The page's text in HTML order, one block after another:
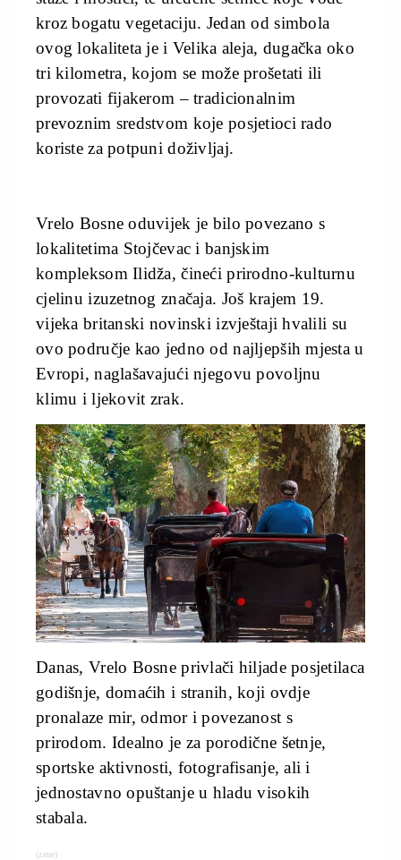
kroz bogatu vegetaciju. Jedan od simbola
ovog lokaliteta je i Velika aleja, dugačka oko
tri kilometra, kojom se može prošetati ili
provozati fijakerom – tradicionalnim
prevoznim sredstvom koje posjetioci rado
koriste za potpuni doživljaj.
Vrelo Bosne oduvijek je bilo povezano s
lokalitetima Stojčevac i banjskim
kompleksom Ilidža, čineći prirodno-kulturnu
cjelinu izuzetnog značaja. Još krajem 19.
vijeka britanski novinski izvještaji hvalili su
ovo područje kao jedno od najljepših mjesta u
Evropi, naglašavajući njegovu povoljnu
klimu i ljekovit zrak.
Danas, Vrelo Bosne privlači hiljade posjetilaca
godišnje, domaćih i stranih, koji ovdje
pronalaze mir, odmor i povezanost s
prirodom. Idealno je za porodične šetnje,
sportske aktivnosti, fotografisanje, ali i
jednostavno opuštanje u hladu visokih
stabala.
(zene)